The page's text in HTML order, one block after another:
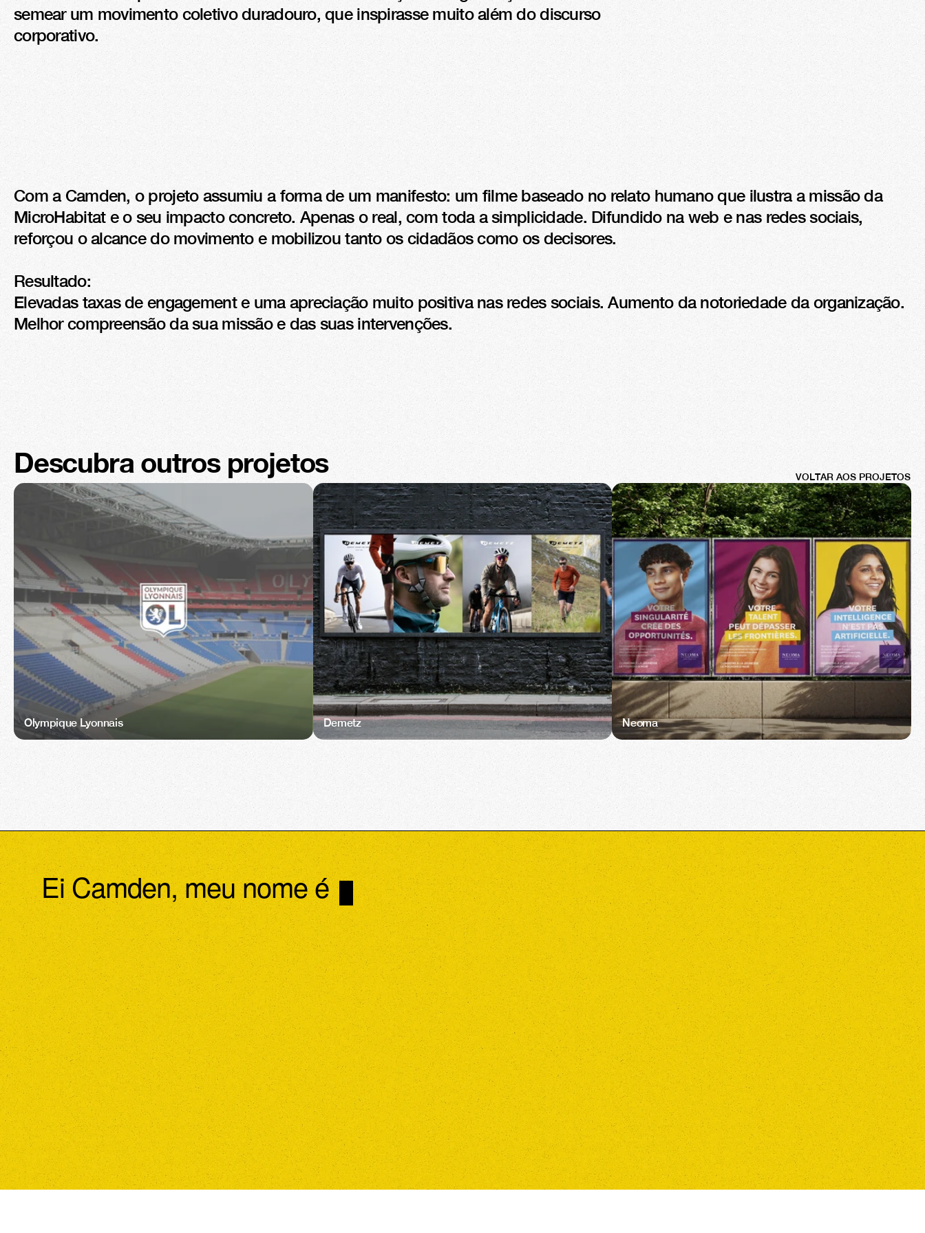
semear um movimento coletivo duradouro, que inspirasse muito além do discurso
corporativo.
Com a Camden, o projeto assumiu a forma de um manifesto: um filme baseado no relato humano que ilustra a missão da
MicroHabitat e o seu impacto concreto. Apenas o real, com toda a simplicidade. Difundido na web e nas redes sociais,
reforçou o alcance do movimento e mobilizou tanto os cidadãos como os decisores.
Resultado:
Elevadas taxas de engagement e uma apreciação muito positiva nas redes sociais. Aumento da notoriedade da organização.
Melhor compreensão da sua missão e das suas intervenções.
Descubra outros projetos VOLTAR AOS PROJETOS
Olympique Lyonnais Demetz Neoma
Ei Camden, meu nome é